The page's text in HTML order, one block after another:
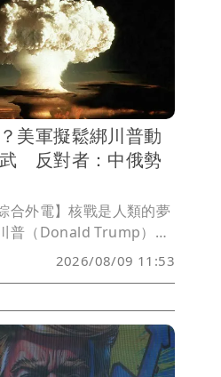
美軍擬鬆綁川普動
反對者：中俄勢
合外電】核戰是人類的夢
普（Donald Trump）發
理由之一，就是要摧毀伊
潛力」。不過，美國戰爭
於日後與中國或俄羅斯爆
時，擁有更多動用短程戰
項。有批評者指出，中國
2026/08/09 11:53